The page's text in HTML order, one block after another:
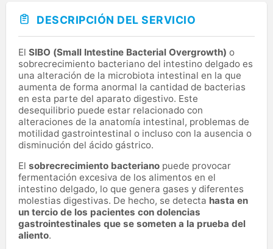
DESCRIPCIÓN DEL SERVICIO
El SIBO (Small Intestine Bacterial Overgrowth) o
sobrecrecimiento bacteriano del intestino delgado es
una alteración de la microbiota intestinal en la que
aumenta de forma anormal la cantidad de bacterias
en esta parte del aparato digestivo. Este
desequilibrio puede estar relacionado con
alteraciones de la anatomía intestinal, problemas de
motilidad gastrointestinal o incluso con la ausencia o
disminución del ácido gástrico.
El sobrecrecimiento bacteriano puede provocar
fermentación excesiva de los alimentos en el
intestino delgado, lo que genera gases y diferentes
molestias digestivas. De hecho, se detecta hasta en
un tercio de los pacientes con dolencias
gastrointestinales que se someten a la prueba del
aliento.